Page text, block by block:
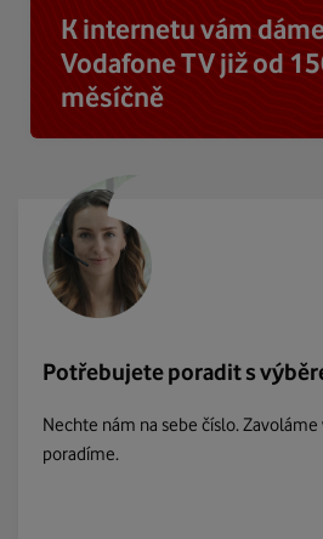
K internetu vám
Vodafone TV již od
měsíčně
Potřebujete poradit s
Nechte nám na sebe číslo. Zavoláme
poradíme.